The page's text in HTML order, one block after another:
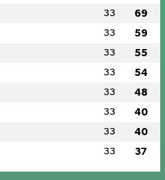
33 69
33 59
33 55
33 54
33 48
33 40
33 40
33 37